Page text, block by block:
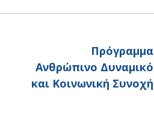
Πρόγραμμα
Ανθρώπινο Δυναμικό
και Κοινωνική Συνοχή